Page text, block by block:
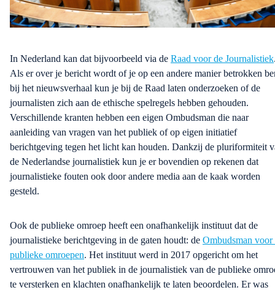
In Nederland kan dat bijvoorbeeld via de Raad voor de Journalistiek
Als er over je bericht wordt of je op een andere manier betrokken
bij het nieuwsverhaal kun je bij de Raad laten onderzoeken of de
journalisten zich aan de ethische spelregels hebben gehouden.
Verschillende kranten hebben een eigen Ombudsman die naar
aanleiding van vragen van het publiek of op eigen initiatief
berichtgeving tegen het licht kan houden. Dankzij de pluriformiteit
de Nederlandse journalistiek kun je er bovendien op rekenen dat
journalistieke fouten ook door andere media aan de kaak worden
gesteld.
Ook de publieke omroep heeft een onafhankelijk instituut dat de
journalistieke berichtgeving in de gaten houdt: de Ombudsman voor
publieke omroepen. Het instituut werd in 2017 opgericht om het
vertrouwen van het publiek in de journalistiek van de publieke
te versterken en klachten onafhankelijk te laten beoordelen. Er was